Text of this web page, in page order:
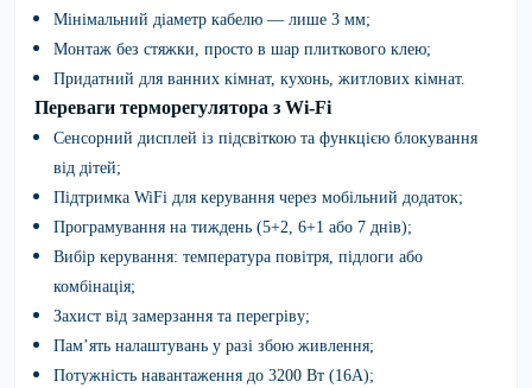
Мінімальний діаметр кабелю — лише 3 мм;
Монтаж без стяжки, просто в шар плиткового клею;
Придатний для ванних кімнат, кухонь, житлових кімнат.
Переваги терморегулятора з Wi-Fi
Сенсорний дисплей із підсвіткою та функцією блокування
від дітей;
Підтримка WiFi для керування через мобільний додаток;
Програмування на тиждень (5+2, 6+1 або 7 днів);
Вибір керування: температура повітря, підлоги або
комбінація;
Захист від замерзання та перегріву;
Пам’ять налаштувань у разі збою живлення;
Потужність навантаження до 3200 Вт (16А);